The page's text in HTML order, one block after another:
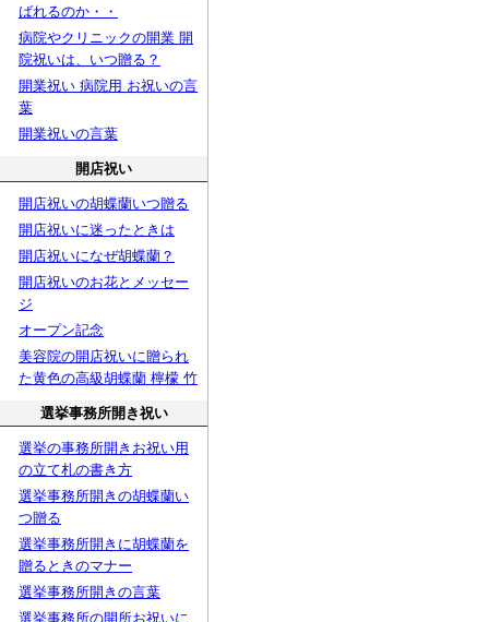
ばれるのか・・
病院やクリニックの開業 開
院祝いは、いつ贈る？
開業祝い 病院用 お祝いの言
葉
開業祝いの言葉
開店祝い
開店祝いの胡蝶蘭いつ贈る
開店祝いに迷ったときは
開店祝いになぜ胡蝶蘭？
開店祝いのお花とメッセー
ジ
オープン記念
美容院の開店祝いに贈られ
た黄色の高級胡蝶蘭 檸檬 竹
選挙事務所開き祝い
選挙の事務所開きお祝い用
の立て札の書き方
選挙事務所開きの胡蝶蘭い
つ贈る
選挙事務所開きに胡蝶蘭を
贈るときのマナー
選挙事務所開きの言葉
選挙事務所の開所お祝いに